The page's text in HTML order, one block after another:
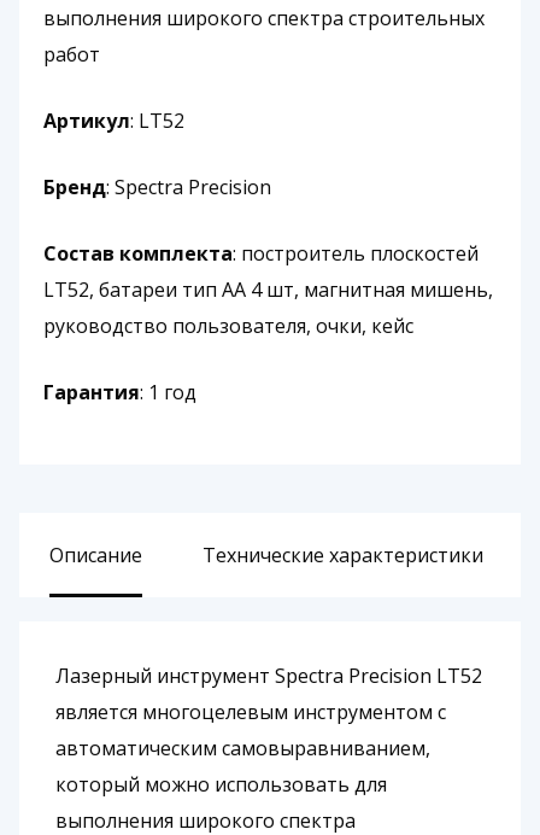
выполнения широкого спектра строительных
работ
Артикул: LT52
Бренд: Spectra Precision
Состав комплекта: построитель плоскостей
LT52, батареи тип AA 4 шт, магнитная мишень,
руководство пользователя, очки, кейс
Гарантия: 1 год
Описание Технические характеристики
Лазерный инструмент Spectra Precision LТ52
является многоцелевым инструментом с
автоматическим самовыравниванием,
который можно использовать для
выполнения широкого спектра